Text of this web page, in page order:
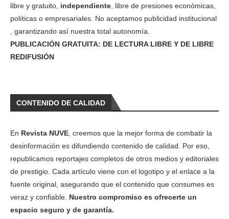
libre y gratuito, independiente , libre de presiones económicas,
políticas o empresariales. No aceptamos publicidad institucional
, garantizando así nuestra total autonomía.
PUBLICACIÓN GRATUITA: DE LECTURA LIBRE Y DE LIBRE
REDIFUSIÓN
CONTENIDO DE CALIDAD
En Revista NUVE , creemos que la mejor forma de combatir la
desinformación es difundiendo contenido de calidad. Por eso,
republicamos reportajes completos de otros medios y editoriales
de prestigio. Cada artículo viene con el logotipo y el enlace a la
fuente original, asegurando que el contenido que consumes es
veraz y confiable. Nuestro compromiso es ofrecerte un
espacio seguro y de garantía.